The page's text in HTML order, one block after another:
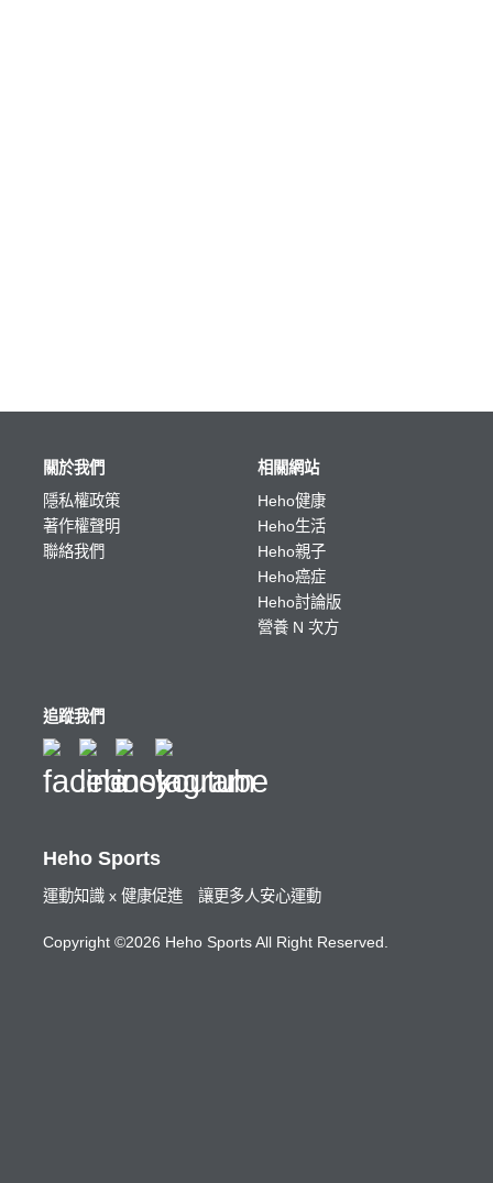
Heho Sports
運動知識 x 健康促進 讓更多人安心運動
Copyright ©2026 Heho Sports All Right Reserved.
關於我們
隱私權政策
著作權聲明
聯絡我們
相關網站
Heho健康
Heho生活
Heho親子
Heho癌症
Heho討論版
營養 N 次方
追蹤我們